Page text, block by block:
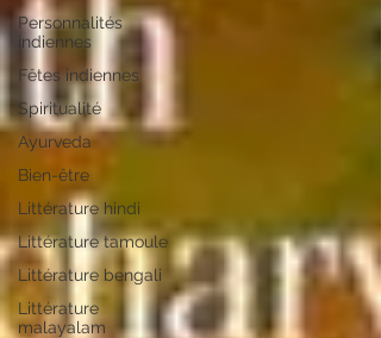
Personnalités
indiennes
Fêtes indiennes
Spiritualité
Ayurveda
Bien-être
Littérature hindi
Littérature tamoule
Littérature bengali
Littérature
malayalam